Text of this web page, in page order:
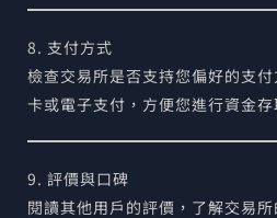
8. 支付方式
檢查交易所是否支持您偏好的支
卡或電子支付，方便您進行資金存
9. 評價與口碑
閱讀其他用戶的評價，了解交易